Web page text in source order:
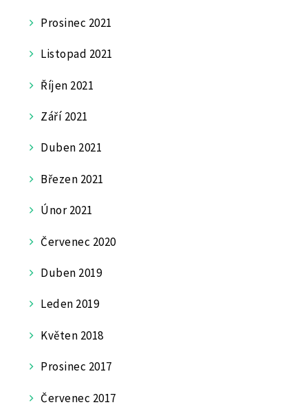
Prosinec 2021
Listopad 2021
Říjen 2021
Září 2021
Duben 2021
Březen 2021
Únor 2021
Červenec 2020
Duben 2019
Leden 2019
Květen 2018
Prosinec 2017
Červenec 2017